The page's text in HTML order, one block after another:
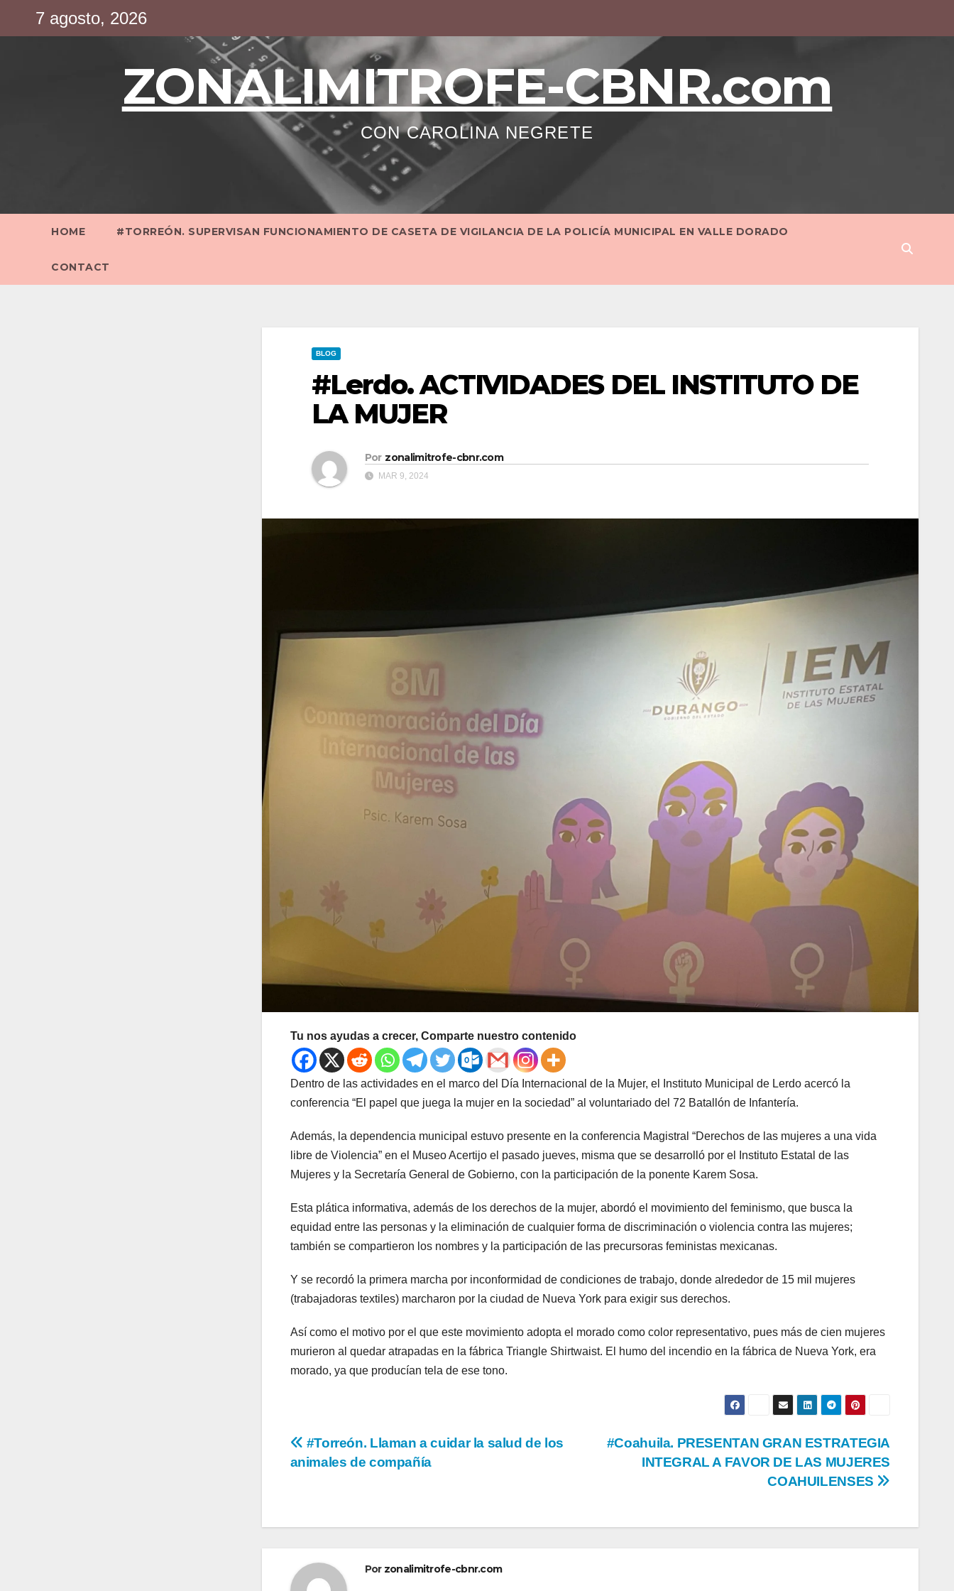
7 agosto, 2026
ZONALIMITROFE-CBNR.com
CON CAROLINA NEGRETE
HOME #TORREÓN. SUPERVISAN FUNCIONAMIENTO DE CASETA DE VIGILANCIA DE LA POLICÍA MUNICIPAL EN VALLE DORADO
CONTACT
BLOG
#Lerdo. ACTIVIDADES DEL INSTITUTO DE
LA MUJER
Por zonalimitrofe-cbnr.com
MAR 9, 2024
Tu nos ayudas a crecer, Comparte nuestro contenido
Dentro de las actividades en el marco del Día Internacional de la Mujer, el Instituto Municipal de Lerdo acercó la
conferencia “El papel que juega la mujer en la sociedad” al voluntariado del 72 Batallón de Infantería.
Además, la dependencia municipal estuvo presente en la conferencia Magistral “Derechos de las mujeres a una vida
libre de Violencia” en el Museo Acertijo el pasado jueves, misma que se desarrolló por el Instituto Estatal de las
Mujeres y la Secretaría General de Gobierno, con la participación de la ponente Karem Sosa.
Esta plática informativa, además de los derechos de la mujer, abordó el movimiento del feminismo, que busca la
equidad entre las personas y la eliminación de cualquier forma de discriminación o violencia contra las mujeres;
también se compartieron los nombres y la participación de las precursoras feministas mexicanas.
Y se recordó la primera marcha por inconformidad de condiciones de trabajo, donde alrededor de 15 mil mujeres
(trabajadoras textiles) marcharon por la ciudad de Nueva York para exigir sus derechos.
Así como el motivo por el que este movimiento adopta el morado como color representativo, pues más de cien mujeres
murieron al quedar atrapadas en la fábrica Triangle Shirtwaist. El humo del incendio en la fábrica de Nueva York, era
morado, ya que producían tela de ese tono.
Navegación
#Coahuila. PRESENTAN GRAN ESTRATEGIA
INTEGRAL A FAVOR DE LAS MUJERES
COAHUILENSES
#Torreón. Llaman a cuidar la salud de los
animales de compañía
Por zonalimitrofe-cbnr.com